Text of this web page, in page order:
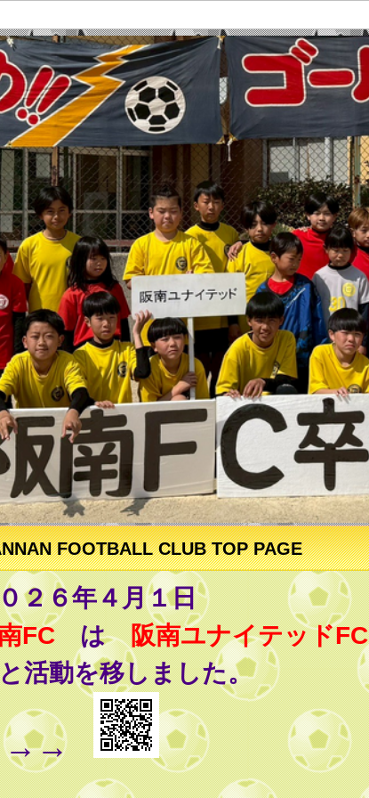
FOOTBALL CLUB TOP PAGE
２６年４月１日
FCは阪南ユナイテッドFC
活動を移しました。